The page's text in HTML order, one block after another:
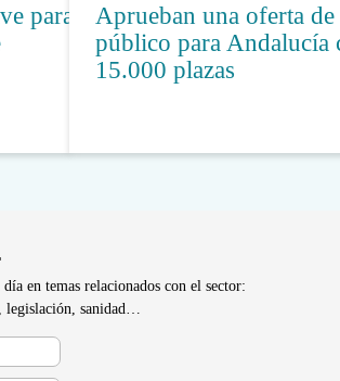
para
Aprueban una oferta de
público para Andalucía
15.000 plazas
en temas relacionados con el sector:
sanidad…